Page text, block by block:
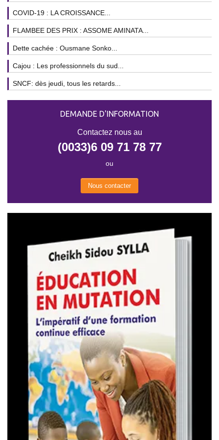
COVID-19 : LA CROISSANCE...
FLAMBEE DES PRIX : ASSOME AMINATA...
Dette cachée : Ousmane Sonko...
Cajou : Les professionnels du sud...
SNCF: dès jeudi, tous les retards...
DEMANDE D'INFORMATION
Contactez nous au
(0033)6 09 71 78 77
ou
Nous contacter